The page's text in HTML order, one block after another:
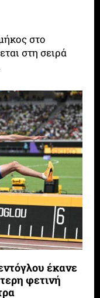
στο
στη σειρά
έκανε
φετινή